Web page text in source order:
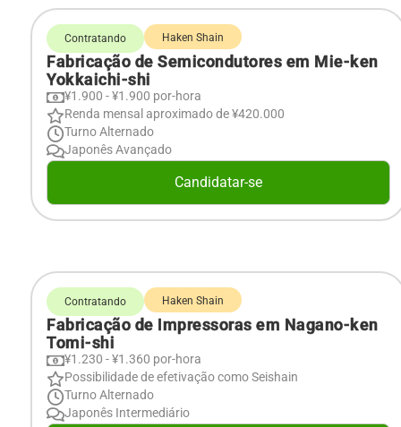
Contratando Haken Shain
Fabricação de Semicondutores em Mie-ken
Yokkaichi-shi
¥1.900 - ¥1.900 por-hora
Renda mensal aproximado de ¥420.000
Turno Alternado
Japonês Avançado
Candidatar-se
Contratando Haken Shain
Fabricação de Impressoras em Nagano-ken
Tomi-shi
¥1.230 - ¥1.360 por-hora
Possibilidade de efetivação como Seishain
Turno Alternado
Japonês Intermediário